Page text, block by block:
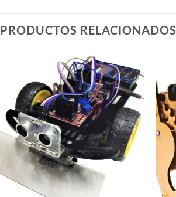
PRODUCTOS RELACIONADOS